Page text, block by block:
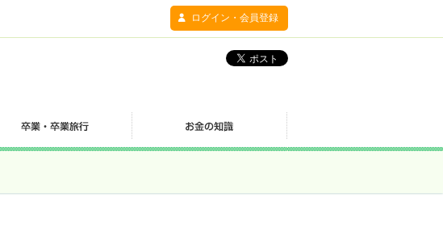
ログイン・会員登録